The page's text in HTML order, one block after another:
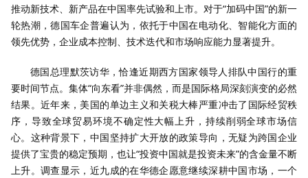
推动新技术、新产品在中国率先试验和上市。对于“加码中国”的新一
轮热潮，德国车企普遍认为，依托于中国在电动化、智能化方面的
领先优势，企业成本控制、技术迭代和市场响应能力显著提升。
德国总理默茨访华，恰逢近期西方国家领导人排队中国行的重
要时间节点。集体“向东看”并非偶然，而是国际格局深刻演变的必然
结果。近年来，美国的单边主义和关税大棒严重冲击了国际经贸秩
序，导致全球贸易环境不确定性大幅上升，持续削弱全球市场信
心。这种背景下，中国坚持扩大开放的政策导向，无疑为跨国企业
提供了宝贵的稳定预期，也让“投资中国就是投资未来”的含金量不断
上升。调查显示，近九成的在华德企愿意继续深耕中国市场，一个